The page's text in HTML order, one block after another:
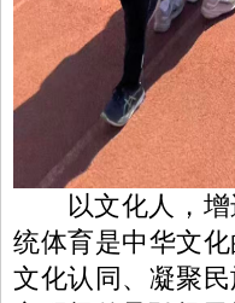
以文化人，增
统体育是中华文
文化认同、凝聚